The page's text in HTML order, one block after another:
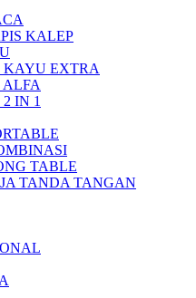
KALEP
KAYU EXTRA
IN 1
TABLE
TANDA TANGAN